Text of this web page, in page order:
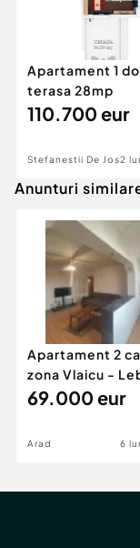
Apartament 1
terasa 28mp
110.700 eur
Stefanestii De Jos2
Anunturi
Apartament 2
zona Vlaicu -
69.000 eur
Arad 6